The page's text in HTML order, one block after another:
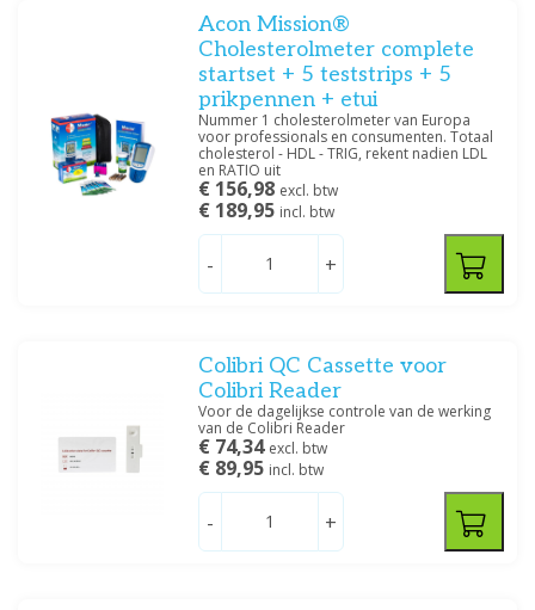
Prijs
Acon Mission®
Cholesterolmeter complete
startset + 5 teststrips + 5
prikpennen + etui
Nummer 1 cholesterolmeter van Europa
voor professionals en consumenten. Totaal
cholesterol - HDL - TRIG, rekent nadien LDL
en RATIO uit
€ 156,98 excl. btw
€ 189,95 incl. btw
- +
Colibri QC Cassette voor
Colibri Reader
Voor de dagelijkse controle van de werking
van de Colibri Reader
€ 74,34 excl. btw
€ 89,95 incl. btw
- +